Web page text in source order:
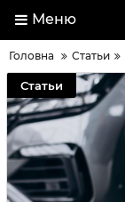
Меню
Головна Статьи
Статьи